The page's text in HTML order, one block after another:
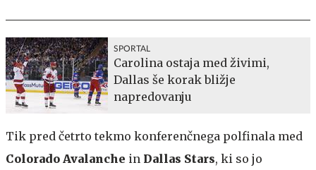
SPORTAL
Carolina ostaja med živimi,
Dallas še korak bližje
napredovanju
Tik pred četrto tekmo konferenčnega polfinala med
Colorado Avalanche in Dallas Stars, ki so jo